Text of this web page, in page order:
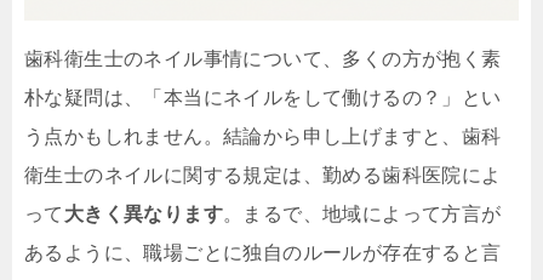
歯科衛生士のネイル事情について、多くの方が抱く素
朴な疑問は、「本当にネイルをして働けるの？」とい
う点かもしれません。結論から申し上げますと、歯科
衛生士のネイルに関する規定は、勤める歯科医院によ
って 大きく異なります。まるで、地域によって方言が
あるように、職場ごとに独自のルールが存在すると言